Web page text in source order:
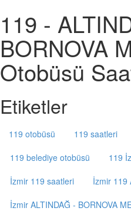
119 -
BORNOVA
Otobüsü
Etiketler
119 otobüsü 119 saatleri
119 belediye otobüsü
119
İzmir 119 saatleri
İzmir 119
İzmir ALTINDAĞ - BORNOVA